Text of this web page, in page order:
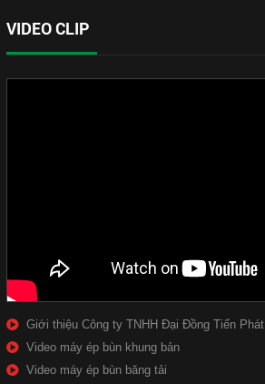
VIDEO CLIP
Giới thiệu Công ty TNHH Đại Đồng Tiến Phát
Video máy ép bùn khung bản
Video máy ép bùn băng tải